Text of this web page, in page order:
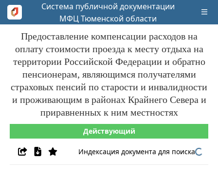
Система публичной документации
МФЦ Тюменской области
Предоставление компенсации расходов на
оплату стоимости проезда к месту отдыха на
территории Российской Федерации и обратно
пенсионерам, являющимся получателями
страховых пенсий по старости и инвалидности
и проживающим в районах Крайнего Севера и
приравненных к ним местностях
Действующий
Индексация документа для поиска